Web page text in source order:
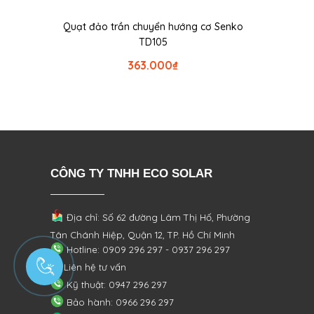
Quạt đảo trần chuyển hướng cơ Senko
TD105
₫
363.000
CÔNG TY TNHH ECO SOLAR
Địa chỉ: Số 62 đường Lâm Thị Hố, Phường
Tân Chánh Hiệp, Quận 12, TP. Hồ Chí Minh
Hotline: 0909 296 297 - 0937 296 297
Liên hệ tư vấn
Kỹ thuật: 0947 296 297
Bảo hành: 0966 296 297